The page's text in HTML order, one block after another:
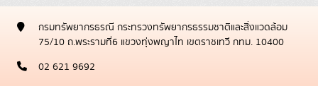
กรมทรัพยากรธรณี กระทรวงทรัพยากรธรรมชาติและสิ่งแวดล้อม
75/10 ถ.พระรามที่6 แขวงทุ่งพญาไท เขตราชเทวี กทม. 10400
02 621 9692